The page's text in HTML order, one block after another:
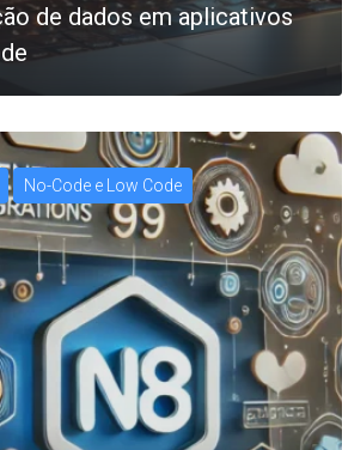
de dados em aplicativos
0
No-Code e Low Code